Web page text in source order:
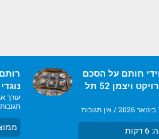
חותם על הסכם
ליווי בנקאי לפרויקט ויצמן 52 תל
אין תגובות
6 דקות
עורך
תגובות